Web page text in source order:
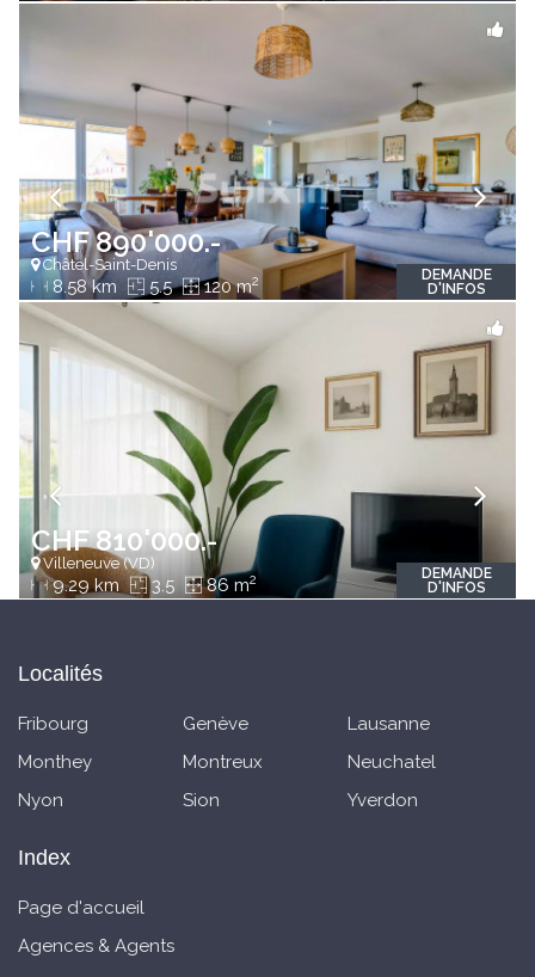
CHF 890'000.-
Châtel-Saint-Denis
8.58 km 5.5 120 m2
DEMANDE
D'INFOS
CHF 810'000.-
Villeneuve (VD)
9.29 km 3.5 86 m2
DEMANDE
D'INFOS
Localités
Fribourg Genève
Lausanne
Monthey
Montreux
Neuchatel
Nyon
Sion Yverdon
Index
Page d'accueil
Agences & Agents